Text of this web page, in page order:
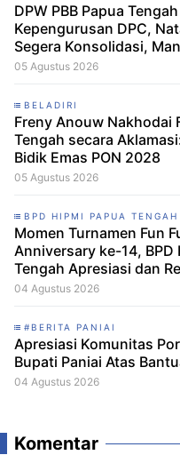
DPW PBB Papua
Kepengurusan DPC,
Segera Konsolidasi,
Langkah Verifikasi,
05 Agustus 2026
BELADIRI
Freny Anouw Nakhodai
Tengah secara
Bidik Emas PON 2028
05 Agustus 2026
BPD HIPMI PAPUA TENGAH
Momen Turnamen Fun
Anniversary ke-14, BPD
Tengah Apresiasi dan
Skuad Baru Makamagu
04 Agustus 2026
#BERITA PANIAI
Apresiasi Komunitas
Bupati Paniai Atas
04 Agustus 2026
Komentar